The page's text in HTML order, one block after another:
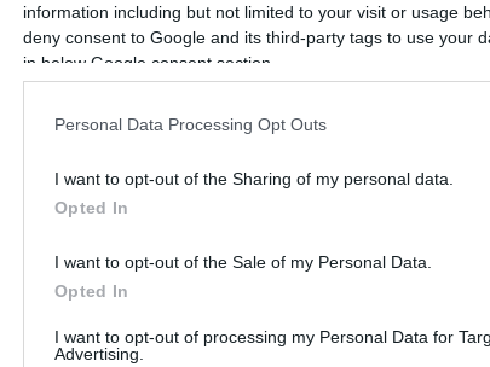
information including but not limited to your visit or usage
deny consent to Google and its third-party tags to use your
in below Google consent section.
Personal Data Processing Opt Outs
I want to opt-out of the Sharing of my personal data.
Opted In
I want to opt-out of the Sale of my Personal Data.
Opted In
I want to opt-out of processing my Personal Data for
Advertising.